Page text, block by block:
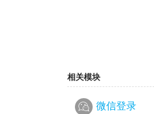
相关模块
微信登录